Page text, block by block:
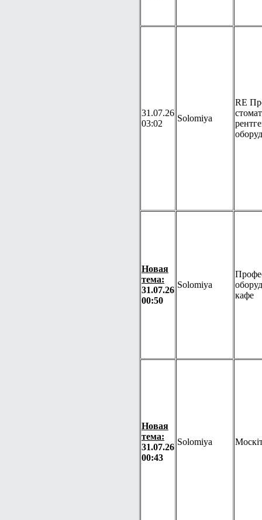
31.07.26
03:02
Solomiya
RE
Новая
тема:
31.07.26
00:50
Solomiya
кафе
Новая
тема:
31.07.26
00:43
Solomiya